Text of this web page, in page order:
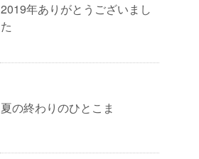
2019年ありがとうございまし
た
夏の終わりのひとこま